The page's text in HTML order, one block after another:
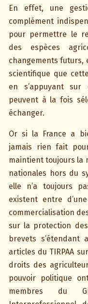
En effet, une
complément
pour permettre le
des espèces
changements futurs,
scientifique que
en s’appuyant sur
peuvent à la fois
échanger.
Or si la France a
jamais rien fait
maintient toujours la
nationales hors du
elle n’a toujours
existent entre
commercialisation
sur la protection
brevets s’étendant
articles du TIRPAA
droits des
pouvoir politique
membres du